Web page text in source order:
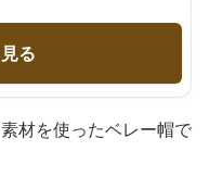
る
材を使ったベレー帽で